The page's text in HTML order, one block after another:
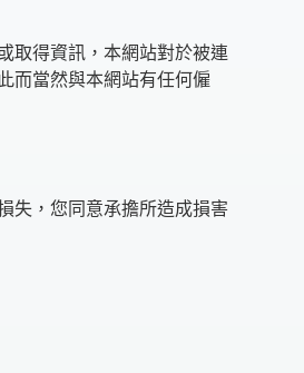
取得資訊，本網站對於被連
而當然與本網站有任何僱
失，您同意承擔所造成損害